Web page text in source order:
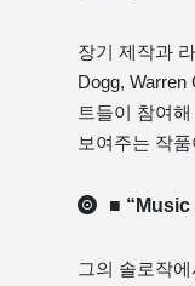
장기 제작과
Dogg, Warren
트들이 참여
보여주는 작
■ “Music
그의 솔로작